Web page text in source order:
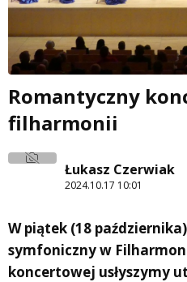
Romantyczny
filharmonii
Łukasz Czerwiak
2024.10.17 10:01
W piątek (18
symfoniczny w
koncertowej usłyszymy